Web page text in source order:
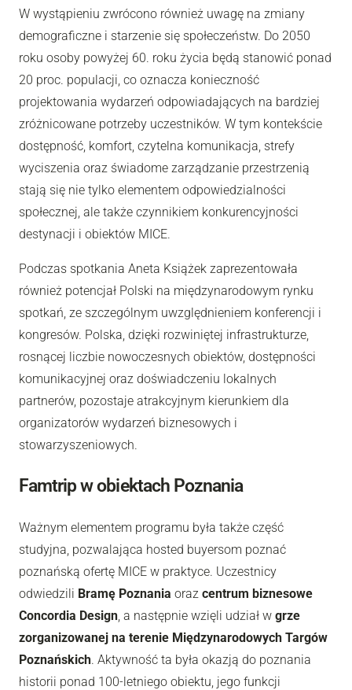
W wystąpieniu zwrócono również uwagę na zmiany
demograficzne i starzenie się społeczeństw. Do 2050
roku osoby powyżej 60. roku życia będą stanowić ponad
20 proc. populacji, co oznacza konieczność
projektowania wydarzeń odpowiadających na bardziej
zróżnicowane potrzeby uczestników. W tym kontekście
dostępność, komfort, czytelna komunikacja, strefy
wyciszenia oraz świadome zarządzanie przestrzenią
stają się nie tylko elementem odpowiedzialności
społecznej, ale także czynnikiem konkurencyjności
destynacji i obiektów MICE.
Podczas spotkania Aneta Książek zaprezentowała
również potencjał Polski na międzynarodowym rynku
spotkań, ze szczególnym uwzględnieniem konferencji i
kongresów. Polska, dzięki rozwiniętej infrastrukturze,
rosnącej liczbie nowoczesnych obiektów, dostępności
komunikacyjnej oraz doświadczeniu lokalnych
partnerów, pozostaje atrakcyjnym kierunkiem dla
organizatorów wydarzeń biznesowych i
stowarzyszeniowych.
Famtrip w obiektach Poznania
Ważnym elementem programu była także część
studyjna, pozwalająca hosted buyersom poznać
poznańską ofertę MICE w praktyce. Uczestnicy
odwiedzili Bramę Poznania oraz centrum biznesowe
Concordia Design , a następnie wzięli udział w grze
zorganizowanej na terenie Międzynarodowych Targów
Poznańskich. Aktywność ta była okazją do poznania
historii ponad 100-letniego obiektu, jego funkcji